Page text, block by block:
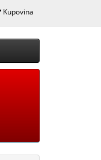
Kupovina